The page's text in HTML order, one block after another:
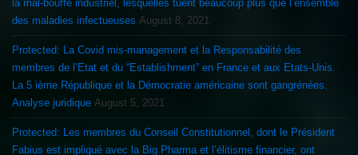
la mal-bouffe industriel, lesquelles tuent beaucoup plus que l’ensemble
des maladies infectueuses August 8, 2021
Protected: La Covid mis-management et la Responsabilité des
membres de l’Etat et du “Establishment” en France et aux Etats-Unis.
La 5 ième République et la Démocratie américaine sont gangrénées.
Analyse juridique August 5, 2021
Protected: Les membres du Conseil Constitutionnel, dont le Président
Fabius est impliqué avec la Big Pharma et l’élitisme financier, ont